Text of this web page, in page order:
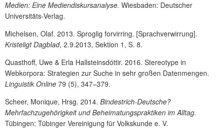
Medien: Eine Mediendiskursanalyse. Wiesbaden: Deutscher
Universitäts-Verlag.
Michelsen, Olaf. 2013. Sproglig forvirring. [Sprachverwirrung].
Kristeligt Dagblad, 2.9.2013, Sektion 1, S. 8.
Quasthoff, Uwe & Erla Hallsteinsdóttir. 2016. Stereotype in
Webkorpora: Strategien zur Suche in sehr großen Datenmengen.
Linguistik Online 79 (5), 347–379.
Scheer, Monique, Hrsg. 2014. Bindestrich-Deutsche?
Mehrfachzugehörigkeit und Beheimatungspraktiken im Alltag.
Tübingen: Tübinger Vereinigung für Volkskunde e. V.